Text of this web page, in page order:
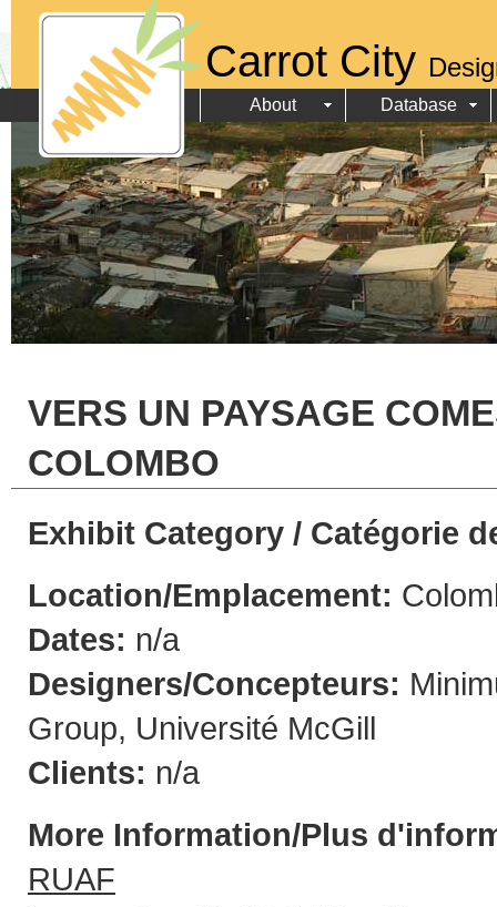
Carrot City
About Database
VERS UN PAYSAGE
COLOMBO
Exhibit Category / Catégorie
Location/Emplacement:
Dates: n/a
Designers/Concepteurs:
Group, Université McGill
Clients: n/a
More Information/Plus
RUAF